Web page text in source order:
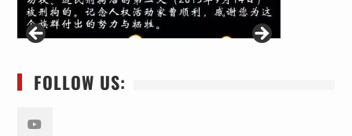
FOLLOW US: